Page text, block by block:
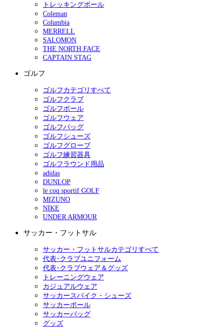
トレッキングポール
Coleman
Columbia
MERRELL
SALOMON
THE NORTH FACE
CAPTAIN STAG
ゴルフ
ゴルフカテゴリすべて
ゴルフクラブ
ゴルフボール
ゴルフウェア
ゴルフバッグ
ゴルフシューズ
ゴルフグローブ
ゴルフ練習器具
ゴルフラウンド用品
adidas
DUNLOP
le coq sportif GOLF
MIZUNO
NIKE
UNDER ARMOUR
サッカー・フットサル
サッカー・フットサルカテゴリすべて
代表･クラブユニフォーム
代表･クラブウェア＆グッズ
トレーニングウェア
カジュアルウェア
サッカースパイク・シューズ
サッカーボール
サッカーバッグ
グッズ